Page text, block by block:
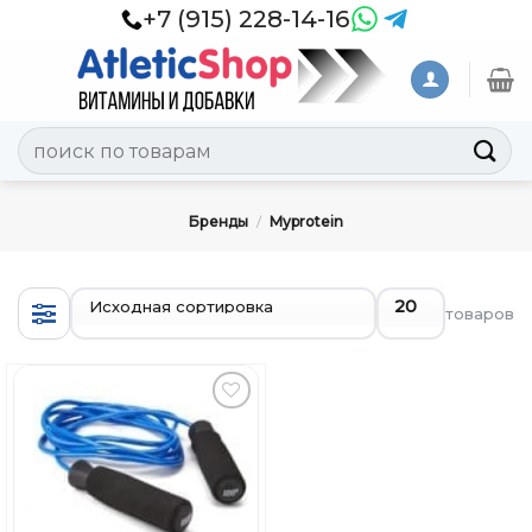
+7 (915) 228-14-16
Искать:
Бренды / Myprotein
товаров
Добавить
Вишлист